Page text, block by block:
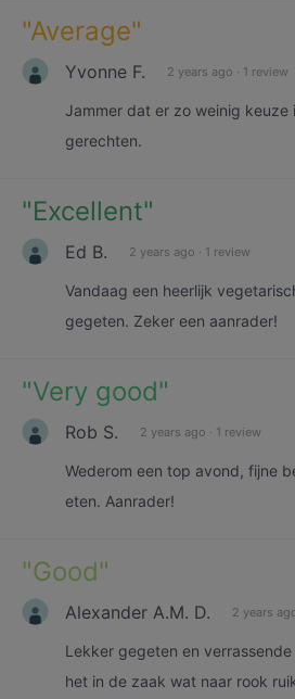
"Average"
Yvonne F. 2 years ago · 1 review
Jammer dat er zo weinig keuze
gerechten.
"Excellent"
Ed B. 2 years ago · 1 review
Vandaag een heerlijk
gegeten. Zeker een aanrader!
"Very good"
Rob S. 2 years ago · 1 review
Wederom een top avond, fijne
eten. Aanrader!
"Good"
Alexander A.M. D. 2 years
Lekker gegeten en
het in de zaak wat naar rook